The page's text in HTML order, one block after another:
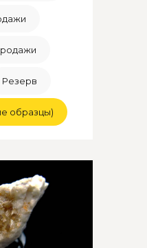
Резерв
образцы)